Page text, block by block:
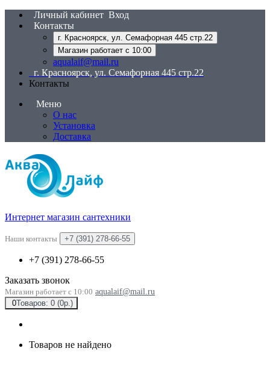
Личный кабинет Вход
Контакты
г. Красноярск, ул. Семафорная 445 стр.22
Магазин работает с 10:00
aqualaif@mail.ru
г. Красноярск, ул. Семафорная 445 стр.22
Контакты
Меню
О нас
Установка
Доставка
Интернет магазин сантехники
Наши контакты +7 (391) 278-66-55
+7 (391) 278-66-55
Заказать звонок
Магазин работает с 10:00 aqualaif@mail.ru
0Товаров: 0 (0р.)
Товаров не найдено